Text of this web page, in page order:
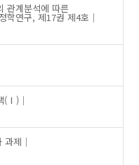
관계분석에 따른
학연구, 제17권 제4호
(Ⅰ)
과제